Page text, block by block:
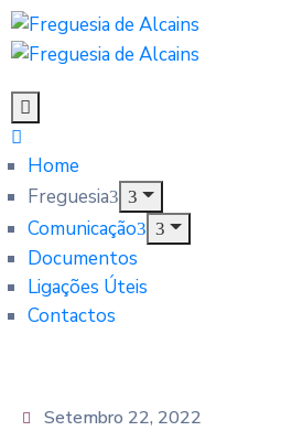
Home
Freguesia
Comunicação
Documentos
Ligações Úteis
Contactos
Setembro 22, 2022